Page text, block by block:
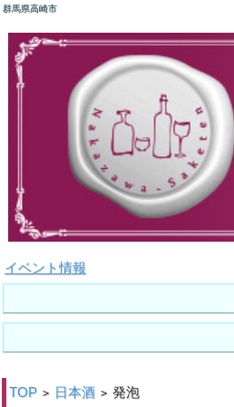
群馬県高崎市
イベント情報
TOP > 日本酒 > 発泡